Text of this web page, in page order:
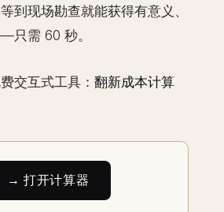
到现场勘查就能获得有意义、
只需 60 秒。
交互式工具： 翻新成本计算
→ 打开计算器